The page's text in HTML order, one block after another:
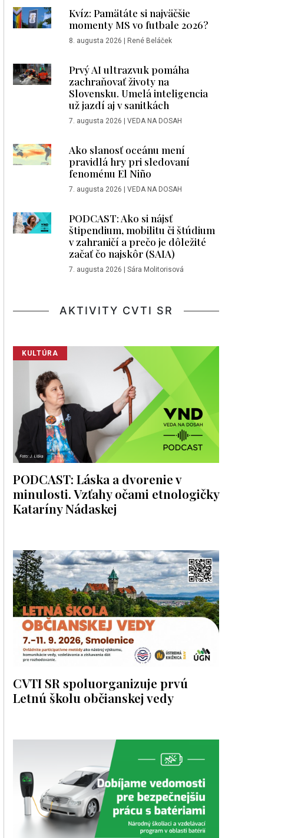
Kvíz: Pamätáte si najväčšie
momenty MS vo futbale 2026?
8. augusta 2026 | René Beláček
Prvý AI ultrazvuk pomáha
zachraňovať životy na
Slovensku. Umelá inteligencia
už jazdí aj v sanitkách
7. augusta 2026 | VEDA NA DOSAH
Ako slanosť oceánu mení
pravidlá hry pri sledovaní
fenoménu El Niño
7. augusta 2026 | VEDA NA DOSAH
PODCAST: Ako si nájsť
štipendium, mobilitu či štúdium
v zahraničí a prečo je dôležité
začať čo najskôr (SAIA)
7. augusta 2026 | Sára Molitorisová
AKTIVITY CVTI SR
KULTÚRA
PODCAST: Láska a dvorenie v
minulosti. Vzťahy očami etnologičky
Kataríny Nádaskej
CVTI SR spoluorganizuje prvú
Letnú školu občianskej vedy